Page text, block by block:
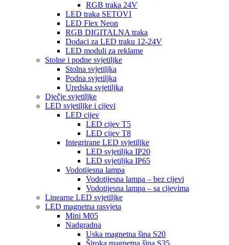
RGB traka 24V
LED traka SETOVI
LED Flex Neon
RGB DIGITALNA traka
Dodaci za LED traku 12-24V
LED moduli za reklame
Stolne i podne svjetiljke
Stolna svjetiljka
Podna svjetiljka
Uredska svjetiljka
Dječje svjetiljke
LED svjetiljke i cijevi
LED cijev
LED cijev T5
LED cijev T8
Integrirane LED svjetiljke
LED svjetiljka IP20
LED svjetiljka IP65
Vodotijesna lampa
Vodotijesna lampa – bez cijevi
Vodotijesna lampa – sa cijevima
Linearne LED svjetiljke
LED magnetna rasvjeta
Mini M05
Nadgradna
Uska magnetna šina S20
Široka magnetna šina S35